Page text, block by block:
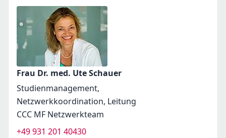
Frau Dr. med. Ute Schauer
Studienmanagement,
Netzwerkkoordination, Leitung
CCC MF Netzwerkteam
+49 931 201 40430